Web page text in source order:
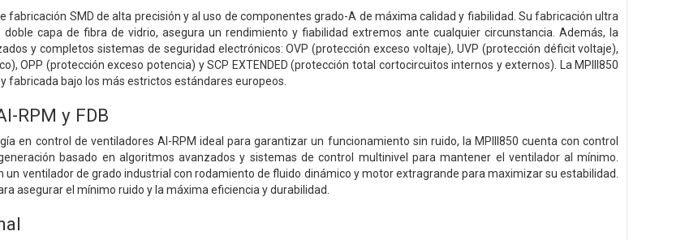
fabricación SMD de alta precisión y al uso de componentes grado-A de máxima calidad y fiabilidad. Su fabricación ultra
doble capa de fibra de vidrio, asegura un rendimiento y fiabilidad extremos ante cualquier circunstancia. Además, la
y completos sistemas de seguridad electrónicos: OVP (protección exceso voltaje), UVP (protección déficit voltaje),
OPP (protección exceso potencia) y SCP EXTENDED (protección total cortocircuitos internos y externos). La MPIII850
fabricada bajo los más estrictos estándares europeos.
RPM y FDB
en control de ventiladores AI-RPM ideal para garantizar un funcionamiento sin ruido, la MPIII850 cuenta con control
basado en algoritmos avanzados y sistemas de control multinivel para mantener el ventilador al mínimo.
un ventilador de grado industrial con rodamiento de fluido dinámico y motor extragrande para maximizar su estabilidad.
asegurar el mínimo ruido y la máxima eficiencia y durabilidad.